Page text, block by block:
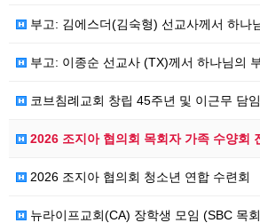
부고: 김에스더(김숙형) 선교사께서 하나님의 부르
부고: 이종순 선교사 (TX)께서 하나님의 부르
코브침례교회 창립 45주년 및 이근무 담임목
2026 조지아 협의회 목회자 가족 수양회
2026 조지아 협의회 청소년 연합 수련회
뉴라이프교회(CA) 장학생 모임 (SBC 목